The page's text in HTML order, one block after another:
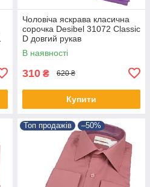
Чоловіча яскрава класична
сорочка Desibel 31072 Classic
D довгий рукав
В наявності
310 ₴ 620 ₴
Купити
Топ продажів –50%